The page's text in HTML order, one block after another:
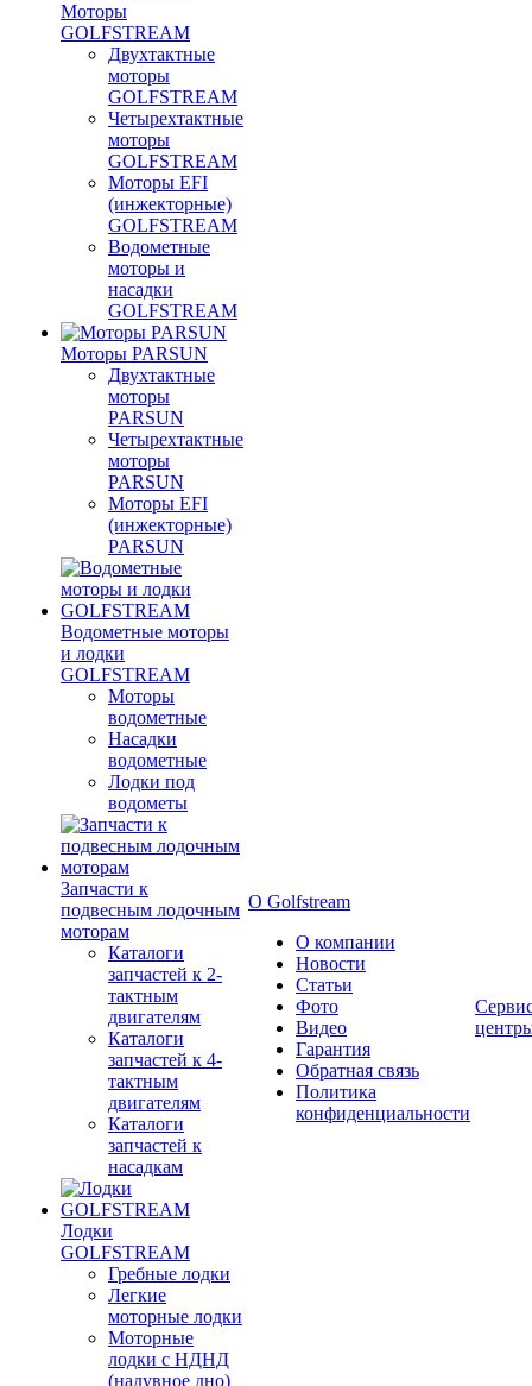
Моторы
GOLFSTREAM
Двухтактные
моторы
GOLFSTREAM
Четырехтактные
моторы
GOLFSTREAM
Моторы EFI
(инжекторные)
GOLFSTREAM
Водометные
моторы и
насадки
GOLFSTREAM
Моторы PARSUN
Двухтактные
моторы
PARSUN
Четырехтактные
моторы
PARSUN
Моторы EFI
(инжекторные)
PARSUN
Водометные моторы
и лодки
GOLFSTREAM
Моторы
водометные
Насадки
водометные
Лодки под
водометы
Запчасти к
подвесным лодочным
моторам
Каталоги
запчастей к 2-
тактным
двигателям
Каталоги
запчастей к 4-
тактным
двигателям
Каталоги
запчастей к
насадкам
Лодки
GOLFSTREAM
Гребные лодки
Легкие
моторные лодки
Моторные
лодки с НДНД
(надувное дно)
О Golfstream
О компании
Новости
Статьи
Фото
Видео
Гарантия
Обратная связь
Политика
конфиденциальности